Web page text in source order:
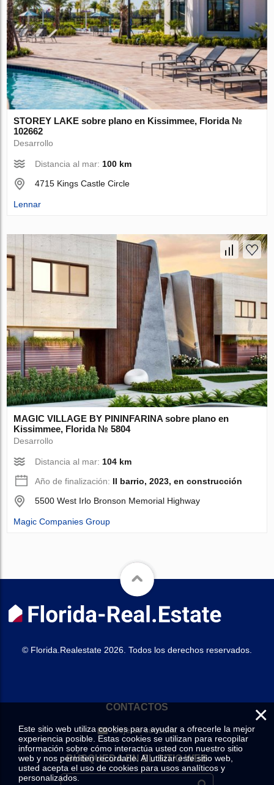
STOREY LAKE sobre plano en Kissimmee, Florida №
102662
Desarrollo
Distancia al mar: 100 km
4715 Kings Castle Circle
Lennar
MAGIC VILLAGE BY PININFARINA sobre plano en
Kissimmee, Florida № 5804
Desarrollo
Distancia al mar:104 km
Año de finalización: II barrio, 2023, en construcción
5500 West Irlo Bronson Memorial Highway
Magic Companies Group
© Florida.Realestate 2026. Todos los derechos reservados.
CONTACTOS
Deje su consulta
BÚSQUEDA EN EL SITIO WEB
×
Este sitio web utiliza cookies para ayudar a ofrecerle la mejor
experiencia posible. Estas cookies se utilizan para recopilar
información sobre cómo interactúa usted con nuestro sitio
web y nos permiten recordarle. Al utilizar este sitio web,
usted acepta el uso de cookies para usos analíticos y
personalizados.